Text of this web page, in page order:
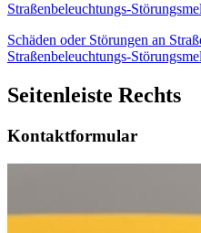
Straßenbeleuchtungs-
Schäden oder Störungen an
Straßenbeleuchtungs-
Seitenleiste Rechts
Kontaktformular